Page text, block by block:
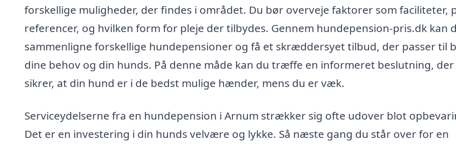
forskellige muligheder, der findes i området. Du bør overveje faktorer som faciliteter,
referencer, og hvilken form for pleje der tilbydes. Gennem hundepension-pris.dk kan
sammenligne forskellige hundepensioner og få et skræddersyet tilbud, der passer til
dine behov og din hunds. På denne måde kan du træffe en informeret beslutning, der
sikrer, at din hund er i de bedst mulige hænder, mens du er væk.
Serviceydelserne fra en hundepension i Arnum strækker sig ofte udover blot
Det er en investering i din hunds velvære og lykke. Så næste gang du står over for en